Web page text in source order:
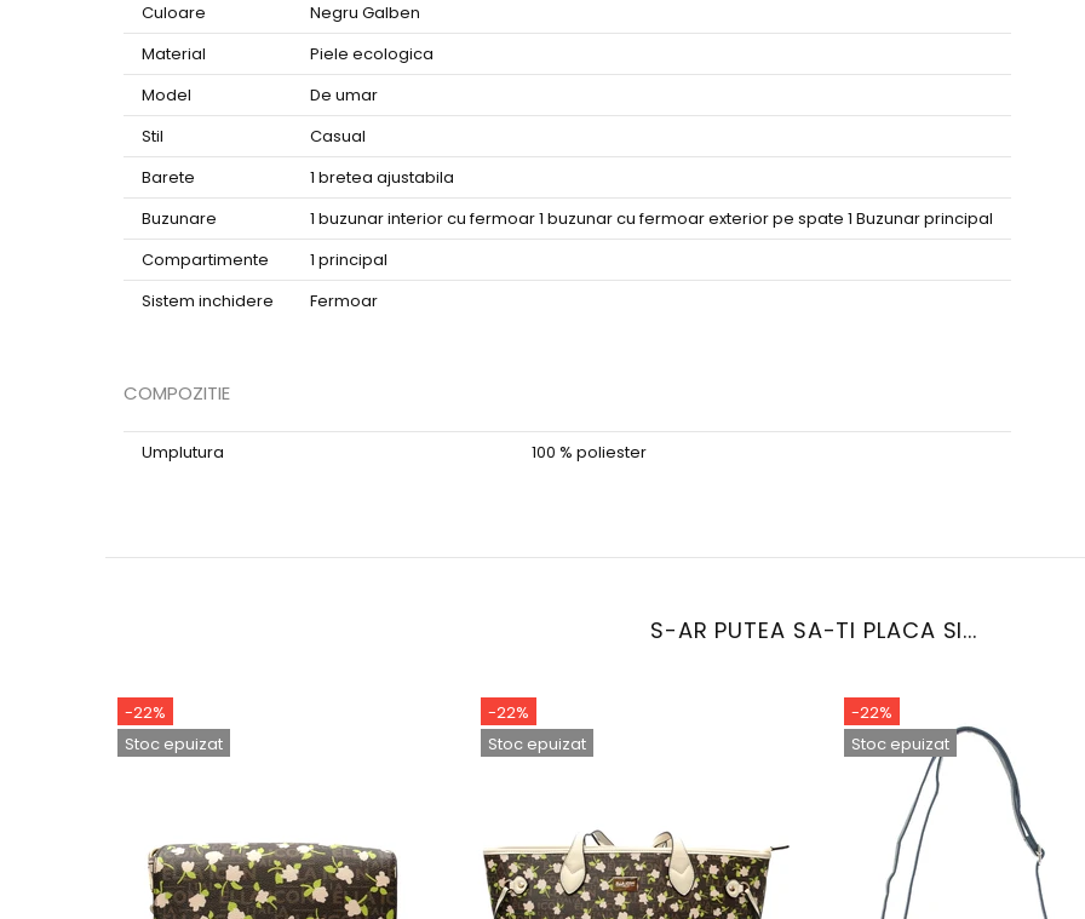
Culoare
Negru Galben
Material
Piele ecologica
Model
De umar
Stil
Casual
Barete
1 bretea ajustabila
Buzunare
1 buzunar interior cu fermoar 1 buzunar cu fermoar exterior pe spate 1 Buzunar principal
Compartimente
1 principal
Sistem inchidere
Fermoar
COMPOZITIE
Umplutura 100 % poliester
S-AR PUTEA SA-TI PLACA SI...
-22%
Stoc epuizat
-22%
Stoc epuizat
-22%
Stoc epuizat